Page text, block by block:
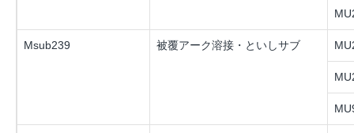
Msub239 被覆アーク溶接・といしサブ